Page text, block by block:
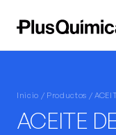
Inicio / Productos /
ACEITE